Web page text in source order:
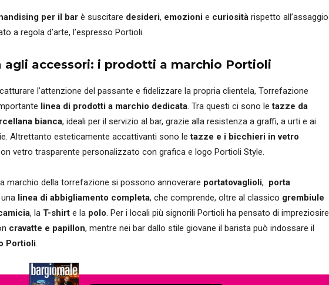
per il bar è suscitare desideri, emozioni e curiosità rispetto all’assaggio
a regola d’arte, l’espresso Portioli.
agli accessori: i prodotti a marchio Portioli
l’attenzione del passante e fidelizzare la propria clientela, Torrefazione
linea di prodotti a marchio dedicata. Tra questi ci sono letazze da
bianca, ideali per il servizio al bar, grazie alla resistenza a graffi, a urti e ai
Altrettanto esteticamente accattivanti sono letazze e i bicchieri in vetro
vetro trasparente personalizzato con grafica e logo Portioli Style.
marchio della torrefazione si possono annoverare portatovaglioli, porta
linea di abbigliamento completa, che comprende, oltre al classico grembiule
, la T-shirt e la polo. Per i locali più signorili Portioli ha pensato di impreziosire
cravatte e papillon, mentre nei bar dallo stile giovane il barista può indossare il
Portioli.